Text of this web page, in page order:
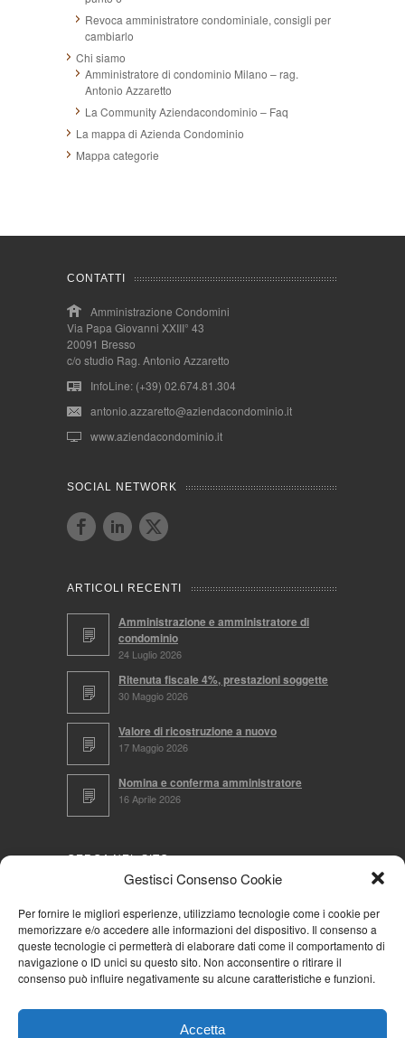
Gestisci Consenso Cookie
Per fornire le migliori esperienze, utilizziamo tecnologie come i cookie per
memorizzare e/o accedere alle informazioni del dispositivo. Il consenso a
queste tecnologie ci permetterà di elaborare dati come il comportamento di
navigazione o ID unici su questo sito. Non acconsentire o ritirare il
consenso può influire negativamente su alcune caratteristiche e funzioni.
Accetta
Revoca amministratore condominiale, consigli per
cambiarlo
Chi siamo
Amministratore di condominio Milano – rag.
Antonio Azzaretto
La Community Aziendacondominio – Faq
La mappa di Azienda Condominio
Mappa categorie
CONTATTI
Amministrazione Condomini
Via Papa Giovanni XXIII° 43
20091 Bresso
c/o studio Rag. Antonio Azzaretto
InfoLine: (+39) 02.674.81.304
antonio.azzaretto@aziendacondominio.it
www.aziendacondominio.it
SOCIAL NETWORK
ARTICOLI RECENTI
Amministrazione e amministratore di
condominio
24 Luglio 2026
Ritenuta fiscale 4%, prestazioni soggette
30 Maggio 2026
Valore di ricostruzione a nuovo
17 Maggio 2026
Nomina e conferma amministratore
16 Aprile 2026
CERCA NEL SITO
NAVIGA PER
Mappa completa
Cookie Policy (UE)